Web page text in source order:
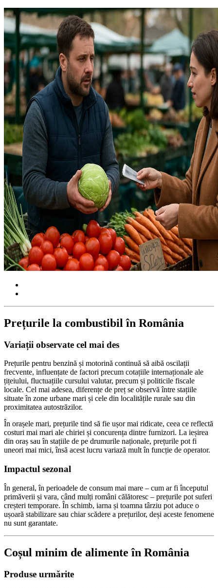
Prețurile la combustibil în România
Variații observate cel mai des
Prețurile pentru benzină și motorină continuă să aibă oscilații
frecvente, influențate de factori precum cotațiile internaționale ale
țițeiului, fluctuațiile cursului valutar, precum și politicile fiscale
locale. Cel mai adesea, diferențe de preț se observă între stațiile
situate în zone urbane mari și cele din localitățile rurale sau din
proximitatea autostrăzilor.
În orașele mari, prețurile tind să fie ușor mai ridicate, ceea ce reflectă
costuri mai mari ale chiriei și concurența dintre furnizori. La ieșirea
din oraș sau în stațiile de pe drumurile naționale, prețurile pot fi
uneori mai mici, însă acest lucru variază mult în funcție de operator.
Impactul sezonal
În general, în perioadele de consum mai mare – cum ar fi începutul
primăverii și vara, când mulți români călătoresc – prețurile pot suferi
creșteri temporare. În schimb, iarna și toamna târziu pot aduce o
ușoară stabilizare sau chiar scădere a prețurilor, deși aceste fenomene
nu sunt garantate.
Coșul minim de alimente în România
Produse urmărite